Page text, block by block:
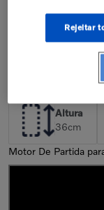
Motor De Partida
Altura
36cm
Rejeitar